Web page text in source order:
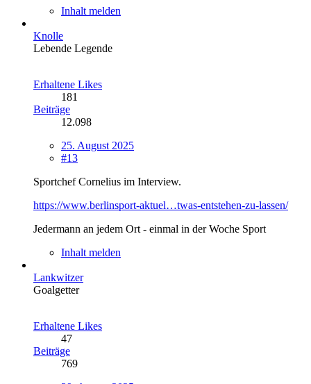
Inhalt melden
Knolle
Lebende Legende
Erhaltene Likes
181
Beiträge
12.098
25. August 2025
#13
Sportchef Cornelius im Interview.
https://www.berlinsport-aktuel…twas-entstehen-zu-lassen/
Jedermann an jedem Ort - einmal in der Woche Sport
Inhalt melden
Lankwitzer
Goalgetter
Erhaltene Likes
47
Beiträge
769